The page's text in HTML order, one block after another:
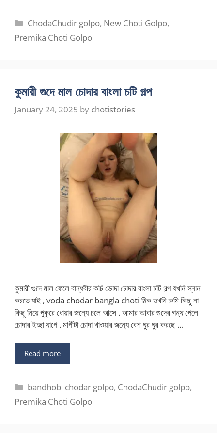
Categories
ChodaChudir golpo, New Choti Golpo,
Premika Choti Golpo
কুমারী গুদে মাল চোদার বাংলা চটি গল্প
January 24, 2025 by chotistories
কুমারী গুদে মাল ফেলে বান্ধবীর কচি ভোদা চোদার বাংলা চটি গল্প যখনি স্নান
করতে যাই , voda chodar bangla choti ঠিক তখনি রুমি কিছু না
কিছু নিয়ে পুকুরে ধোয়ার জন্যে চলে আসে . আমার আবার গুদের গন্ধ পেলে
চোদার ইচ্ছা যাগে . মাগীটা চোদা খাওয়ার জন্যে বেশ ঘুর ঘুর করছে …
Read more
Categories
bandhobi chodar golpo, ChodaChudir golpo,
Premika Choti Golpo